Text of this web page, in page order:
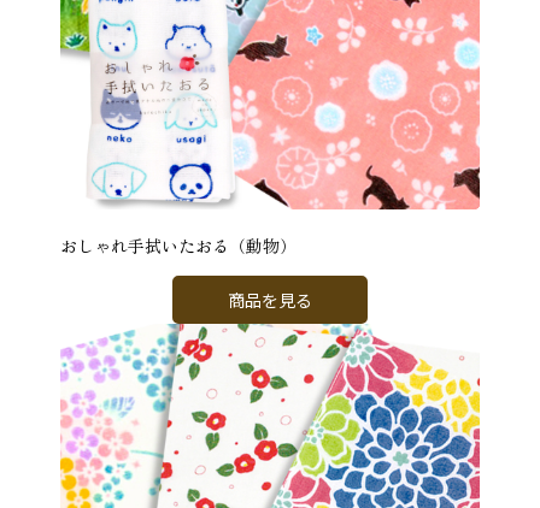
おしゃれ手拭いたおる（動物）
商品を見る